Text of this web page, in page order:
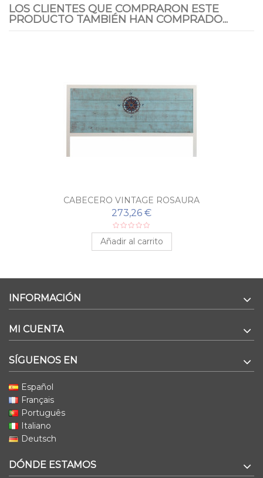
LOS CLIENTES QUE COMPRARON ESTE
PRODUCTO TAMBIÉN HAN COMPRADO...
CABECERO VINTAGE ROSAURA
273,26 €
Añadir al carrito
INFORMACIÓN
MI CUENTA
SÍGUENOS EN
Español
Français
Português
Italiano
Deutsch
DÓNDE ESTAMOS